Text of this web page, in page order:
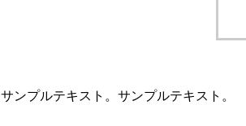
サンプルテキスト。サンプルテキスト。